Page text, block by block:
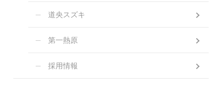
道央スズキ
第一熱原
採用情報